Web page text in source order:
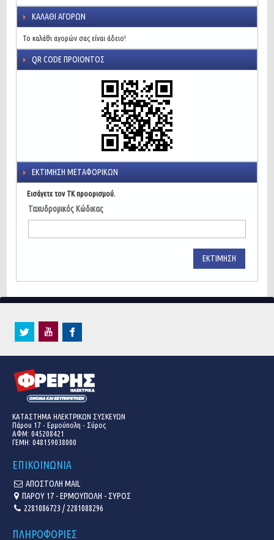
ΚΑΛΆΘΙ ΑΓΟΡΏΝ
Το καλάθι αγορών σας είναι άδειο!
QR CODE ΠΡΟΙΌΝΤΟΣ
ΕΚΤΊΜΗΣΗ ΜΕΤΑΦΟΡΙΚΏΝ
Εισάγετε τον ΤΚ προορισμού.
Ταχυδρομικός Κώδικας
ΕΚΤΊΜΗΣΗ
ΚΑΤΑΣΤΗΜΑ ΗΛΕΚΤΡΙΚΩΝ ΣΥΣΚΕΥΩΝ
Πάρου 17 - Ερμούπολη - Σύρος
ΑΦΜ: 045208421
ΓΕΜΗ: 048159038000
ΕΠΙΚΟΙΝΩΝΙΑ
ΑΠΟΣΤΟΛΗ MAIL
ΠΑΡΟΥ 17 - ΕΡΜΟΥΠΟΛΗ - ΣΥΡΟΣ
2281086723 / 2281088296
ΠΛΗΡΟΦΟΡΙΕΣ